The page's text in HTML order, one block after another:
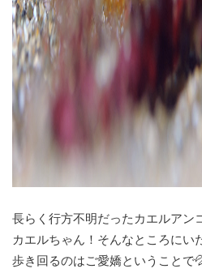
長らく行方不明だったカエルアン
カエルちゃん！そんなところにい
歩き回るのはご愛嬌ということで